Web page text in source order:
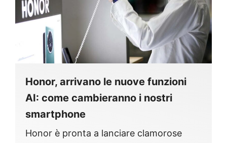
Honor, arrivano le nuove funzioni
AI: come cambieranno i nostri
smartphone
Honor è pronta a lanciare clamorose